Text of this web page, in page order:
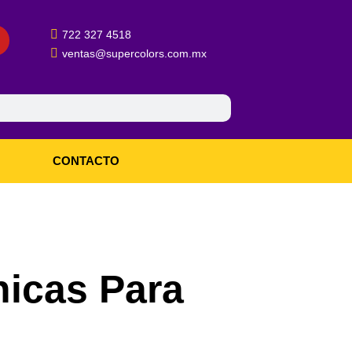
722 327 4518
ventas@supercolors.com.mx
CONTACTO
Para